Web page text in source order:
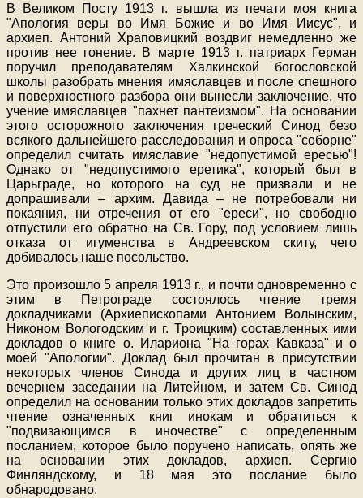
В Великом Посту 1913 г. вышла из печати моя книга
"Апология веры во Имя Божие и во Имя Иисус", и
архиеп. Антоний Храповицкий воздвиг немедленно же
против нее гонение. В марте 1913 г. патриарх Герман
поручил преподавателям Халкинской богословской
школы разобрать мнения имяславцев и после спешного
и поверхностного разбора они вынесли заключение, что
учение имяславцев "пахнет пантеизмом". На основании
этого осторожного заключения греческий Синод безо
всякого дальнейшего расследования и опроса "соборне"
определил считать имяславие "недопустимой ересью"!
Однако от "недопустимого еретика", который был в
Царьграде, но которого на суд не призвали и не
допрашивали – архим. Давида – не потребовали ни
покаяния, ни отречения от его "ереси", но свободно
отпустили его обратно на Св. Гору, под условием лишь
отказа от игуменства в Андреевском скиту, чего
добивалось наше посольство.
Это произошло 5 апреля 1913 г., и почти одновременно с
этим в Петрограде состоялось чтение тремя
докладчиками (Архиепископами Антонием Волынским,
Никоном Вологодским и г. Троицким) составленных ими
докладов о книге о. Илариона "На горах Кавказа" и о
моей "Апологии". Доклад был прочитан в присутствии
некоторых членов Синода и других лиц в частном
вечернем заседании на Литейном, и затем Св. Синод
определил на основании только этих докладов запретить
чтение означенных книг инокам и обратиться к
"подвизающимся в иночестве" с определенным
посланием, которое было поручено написать, опять же
на основании этих докладов, архиеп. Сергию
Финляндскому, и 18 мая это послание было
обнародовано.